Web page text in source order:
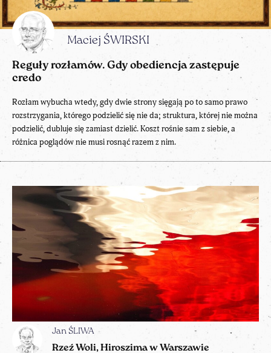
Jan ŚLIWA
Rzeź Woli, Hiroszima w Warszawie
Maciej ŚWIRSKI
Reguły rozłamów. Gdy obediencja zastępuje
credo
Rozłam wybucha wtedy, gdy dwie strony sięgają po to samo prawo
rozstrzygania, którego podzielić się nie da; struktura, której nie można
podzielić, dubluje się zamiast dzielić. Koszt rośnie sam z siebie, a
różnica poglądów nie musi rosnąć razem z nim.